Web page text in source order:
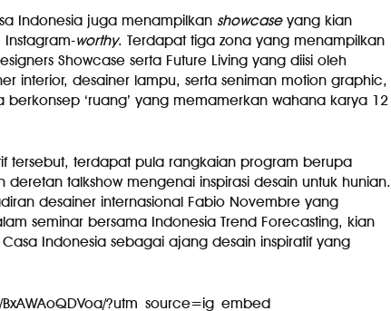
Indonesia juga menampilkan showcaseyang kian
Instagram-worthy. Terdapat tiga zona yang menampilkan
Showcase serta Future Living yang diisi oleh
interior, desainer lampu, serta seniman motion graphic,
berkonsep ‘ruang’ yang memamerkan wahana karya 12
tersebut, terdapat pula rangkaian program berupa
deretan talkshow mengenai inspirasi desain untuk hunian.
desainer internasional Fabio Novembre yang
seminar bersama Indonesia Trend Forecasting, kian
Indonesia sebagai ajang desain inspiratif yang
?utm_source=ig_embed